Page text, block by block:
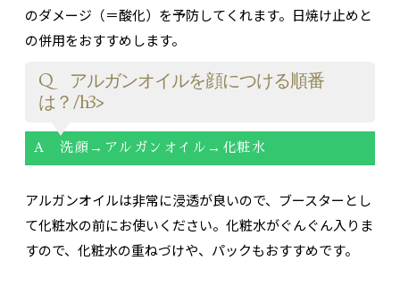
のダメージ（＝酸化）を予防してくれます。日焼け止めと
の併用をおすすめします。
Q アルガンオイルを顔につける順番
は？/h3>
A 洗顔→アルガンオイル→化粧水
アルガンオイルは非常に浸透が良いので、ブースターとし
て化粧水の前にお使いください。化粧水がぐんぐん入りま
すので、化粧水の重ねづけや、パックもおすすめです。